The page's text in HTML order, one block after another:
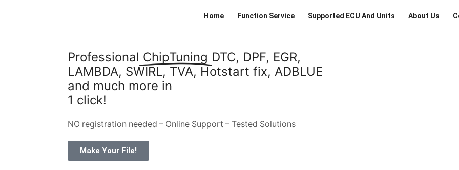
Home Function Service Supported ECU And Units About Us
Professional ChipTuning DTC, DPF, EGR,
LAMBDA, SWIRL, TVA, Hotstart fix, ADBLUE
and much more in
1 click!
NO registration needed – Online Support – Tested Solutions
Make Your File!